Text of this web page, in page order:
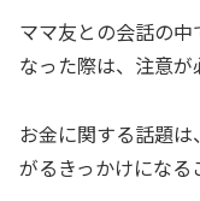
ママ友との会話の
なった際は、注意が
お金に関する話題
がるきっかけになる